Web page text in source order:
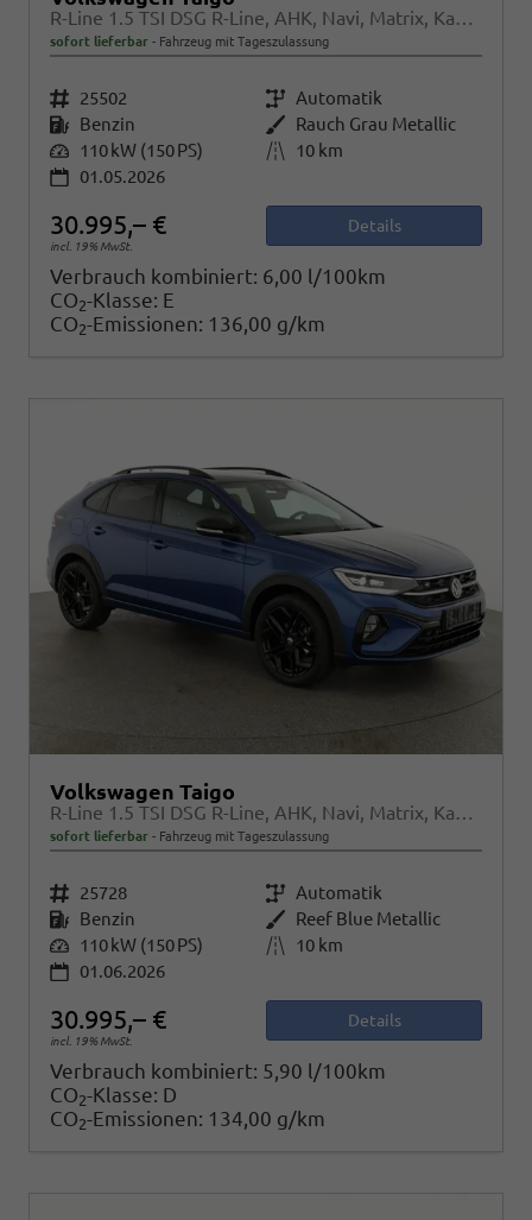
R-Line 1.5 TSI DSG R-Line, AHK, Navi, Matrix, Kamera, ACC, Winter, 4 J.-Garantie
sofort lieferbar Fahrzeug mit Tageszulassung
Fahrzeugnr. 25502 Getriebe Automatik
Kraftstoff Benzin Außenfarbe Rauch Grau Metallic
Leistung 110 kW (150 PS) Kilometerstand
10 km
01.05.2026
30.995,– €
incl. 19% MwSt.
Details
Verbrauch kombiniert: 6,00 l/100km
CO2-Klasse: E
CO2-Emissionen: 136,00 g/km
Volkswagen Taigo
R-Line 1.5 TSI DSG R-Line, AHK, Navi, Matrix, Kamera, ACC, Winter, 4 J.-Garantie
sofort lieferbar Fahrzeug mit Tageszulassung
Fahrzeugnr. 25728 Getriebe Automatik
Kraftstoff Benzin Außenfarbe Reef Blue Metallic
Leistung 110 kW (150 PS) Kilometerstand
10 km
01.06.2026
30.995,– €
incl. 19% MwSt.
Details
Verbrauch kombiniert: 5,90 l/100km
CO2-Klasse: D
CO2-Emissionen: 134,00 g/km